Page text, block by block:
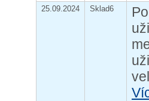
25.09.2024 Sklad6